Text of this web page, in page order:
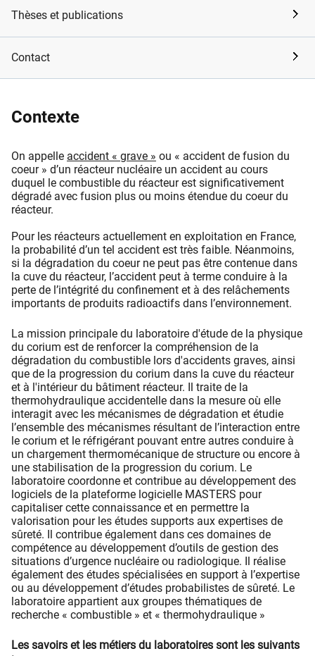
Thèses et publications
Contact
Contexte
On appelle accident « grave » ou « accident de fusion du
coeur » d’un réacteur nucléaire un accident au cours
duquel le combustible du réacteur est significativement
dégradé avec fusion plus ou moins étendue du coeur du
réacteur.
Pour les réacteurs actuellement en exploitation en France,
la probabilité d’un tel accident est très faible. Néanmoins,
si la dégradation du coeur ne peut pas être contenue dans
la cuve du réacteur, l’accident peut à terme conduire à la
perte de l’intégrité du confinement et à des relâchements
importants de produits radioactifs dans l’environnement.
La mission principale du laboratoire d'étude de la physique
du corium est de renforcer la compréhension de la
dégradation du combustible lors d'accidents graves, ainsi
que de la progression du corium dans la cuve du réacteur
et à l'intérieur du bâtiment réacteur. Il traite de la
thermohydraulique accidentelle dans la mesure où elle
interagit avec les mécanismes de dégradation et étudie
l’ensemble des mécanismes résultant de l’interaction entre
le corium et le réfrigérant pouvant entre autres conduire à
un chargement thermomécanique de structure ou encore à
une stabilisation de la progression du corium. Le
laboratoire coordonne et contribue au développement des
logiciels de la plateforme logicielle MASTERS pour
capitaliser cette connaissance et en permettre la
valorisation pour les études supports aux expertises de
sûreté. Il contribue également dans ces domaines de
compétence au développement d’outils de gestion des
situations d’urgence nucléaire ou radiologique. Il réalise
également des études spécialisées en support à l’expertise
ou au développement d’études probabilistes de sûreté. Le
laboratoire appartient aux groupes thématiques de
recherche « combustible » et « thermohydraulique »
Les savoirs et les métiers du laboratoires sont les suivants